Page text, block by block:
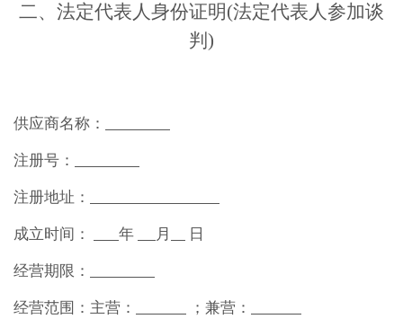
二、 法定代表人身份证明(法定代表人参加谈
判)
供应商名称：
注册号：
注册地址：
成立时间： 年 月 日
经营期限：
经营范围：主营： ；兼营：